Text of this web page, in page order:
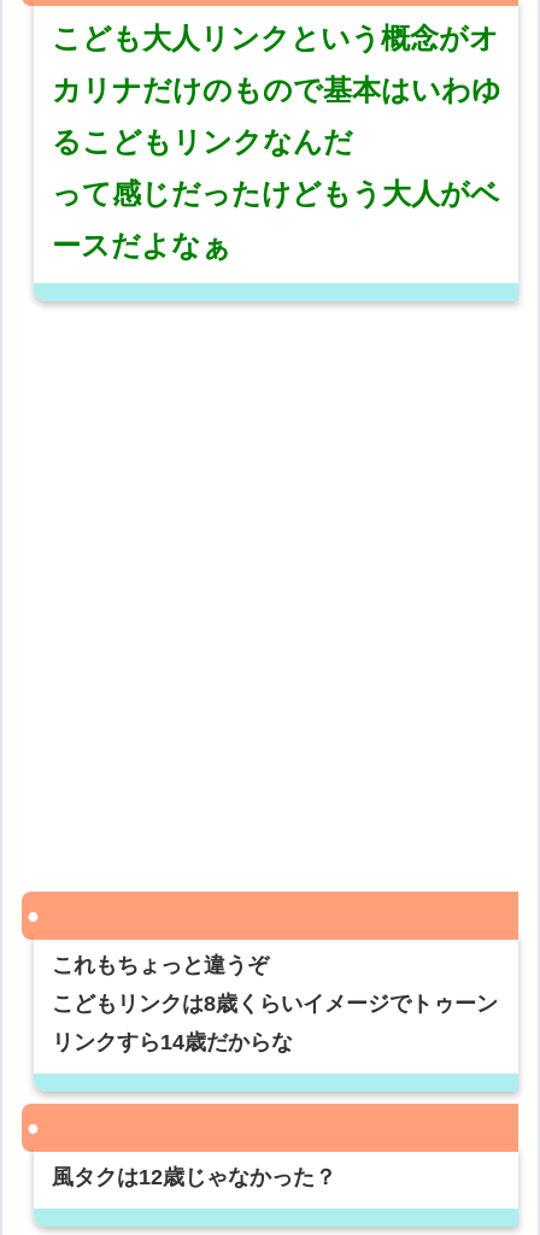
こども大人リンクという概念がオ
カリナだけのもので基本はいわゆ
るこどもリンクなんだ
って感じだったけどもう大人がベ
ースだよなぁ
これもちょっと違うぞ
こどもリンクは8歳くらいイメージでトゥーン
リンクすら14歳だからな
風タクは12歳じゃなかった？